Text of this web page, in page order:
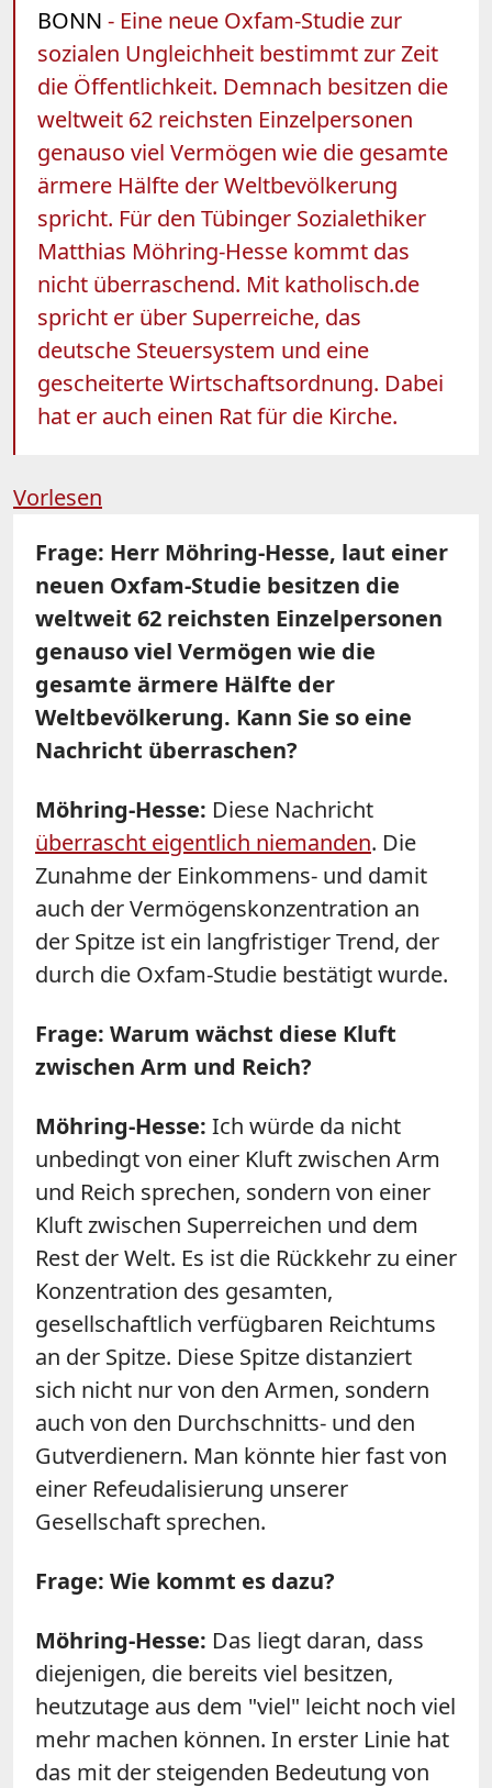
BONN - Eine neue Oxfam-Studie zur
sozialen Ungleichheit bestimmt zur Zeit
die Öffentlichkeit. Demnach besitzen die
weltweit 62 reichsten Einzelpersonen
genauso viel Vermögen wie die gesamte
ärmere Hälfte der Weltbevölkerung
spricht. Für den Tübinger Sozialethiker
Matthias Möhring-Hesse kommt das
nicht überraschend. Mit katholisch.de
spricht er über Superreiche, das
deutsche Steuersystem und eine
gescheiterte Wirtschaftsordnung. Dabei
hat er auch einen Rat für die Kirche.
Vorlesen
Frage: Herr Möhring-Hesse, laut einer
neuen Oxfam-Studie besitzen die
weltweit 62 reichsten Einzelpersonen
genauso viel Vermögen wie die
gesamte ärmere Hälfte der
Weltbevölkerung. Kann Sie so eine
Nachricht überraschen?
Möhring-Hesse: Diese Nachricht
überrascht eigentlich niemanden. Die
Zunahme der Einkommens- und damit
auch der Vermögenskonzentration an
der Spitze ist ein langfristiger Trend, der
durch die Oxfam-Studie bestätigt wurde.
Frage: Warum wächst diese Kluft
zwischen Arm und Reich?
Möhring-Hesse: Ich würde da nicht
unbedingt von einer Kluft zwischen Arm
und Reich sprechen, sondern von einer
Kluft zwischen Superreichen und dem
Rest der Welt. Es ist die Rückkehr zu einer
Konzentration des gesamten,
gesellschaftlich verfügbaren Reichtums
an der Spitze. Diese Spitze distanziert
sich nicht nur von den Armen, sondern
auch von den Durchschnitts- und den
Gutverdienern. Man könnte hier fast von
einer Refeudalisierung unserer
Gesellschaft sprechen.
Frage: Wie kommt es dazu?
Möhring-Hesse: Das liegt daran, dass
diejenigen, die bereits viel besitzen,
heutzutage aus dem "viel" leicht noch viel
mehr machen können. In erster Linie hat
das mit der steigenden Bedeutung von